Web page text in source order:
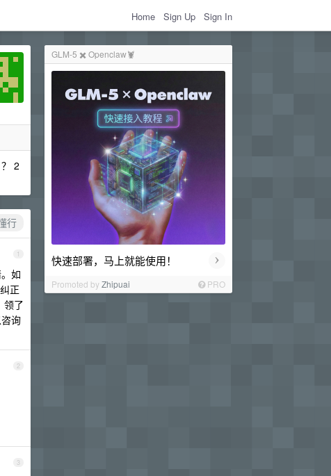
Home Sign Up Sign In
GLM-5 ✖️ Openclaw🦞
快速部署，马上就能使用！ ›
Promoted byZhipuai PRO
2
行
1
如
正
领了
询
2
3